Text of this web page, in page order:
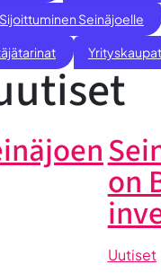
Sijoittuminen Seinäjoelle
Yrityskaupat
on
Uutiset